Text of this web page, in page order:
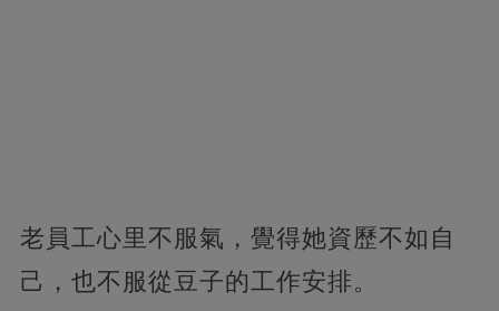
老員工心里不服氣，覺得她資歷不如自
己，也不服從豆子的工作安排。